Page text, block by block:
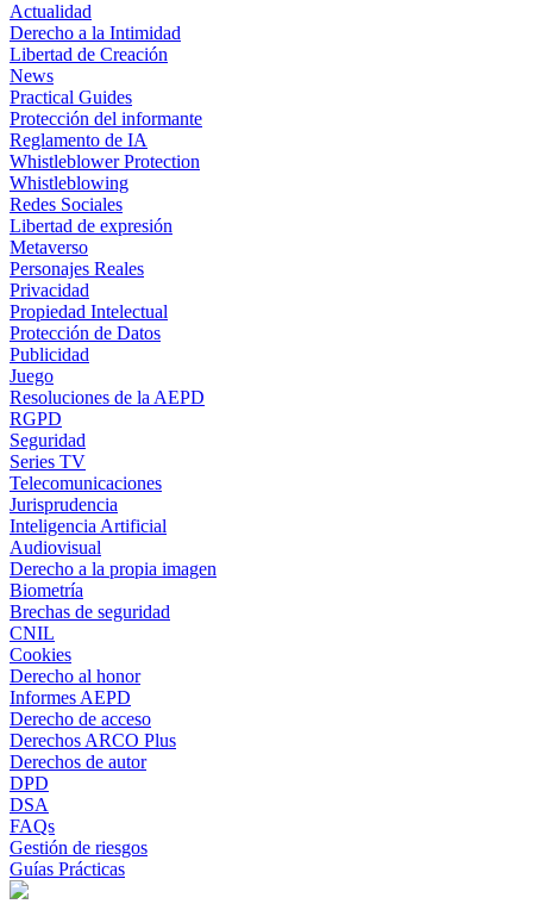
Actualidad
Derecho a la Intimidad
Libertad de Creación
News
Practical Guides
Protección del informante
Reglamento de IA
Whistleblower Protection
Whistleblowing
Redes Sociales
Libertad de expresión
Metaverso
Personajes Reales
Privacidad
Propiedad Intelectual
Protección de Datos
Publicidad
Juego
Resoluciones de la AEPD
RGPD
Seguridad
Series TV
Telecomunicaciones
Jurisprudencia
Inteligencia Artificial
Audiovisual
Derecho a la propia imagen
Biometría
Brechas de seguridad
CNIL
Cookies
Derecho al honor
Informes AEPD
Derecho de acceso
Derechos ARCO Plus
Derechos de autor
DPD
DSA
FAQs
Gestión de riesgos
Guías Prácticas